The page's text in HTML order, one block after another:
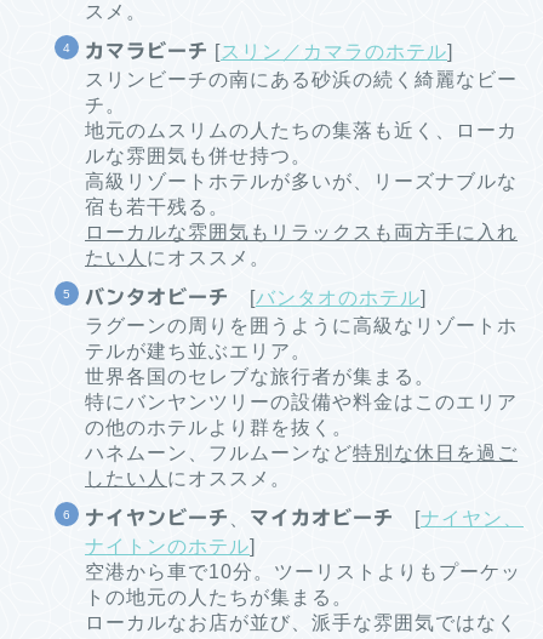
スメ。
カマラビーチ [スリン／カマラのホテル]
スリンビーチの南にある砂浜の続く綺麗なビー
チ。
地元のムスリムの人たちの集落も近く、ローカ
ルな雰囲気も併せ持つ。
高級リゾートホテルが多いが、リーズナブルな
宿も若干残る。
ローカルな雰囲気もリラックスも両方手に入れ
たい人 にオススメ。
バンタオビーチ [バンタオのホテル]
ラグーンの周りを囲うように高級なリゾートホ
テルが建ち並ぶエリア。
世界各国のセレブな旅行者が集まる。
特にバンヤンツリーの設備や料金はこのエリア
の他のホテルより群を抜く。
ハネムーン、フルムーンなど特別な休日を過ご
したい人 にオススメ。
ナイヤンビーチ マイカオビーチ [ナイヤン、
ナイトンのホテル]
空港から車で10分。ツーリストよりもプーケッ
トの地元の人たちが集まる。
ローカルなお店が並び、派手な雰囲気ではなく